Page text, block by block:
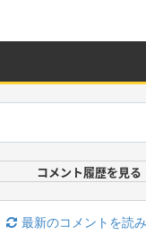
コメント履歴を見る
最新のコメントを読